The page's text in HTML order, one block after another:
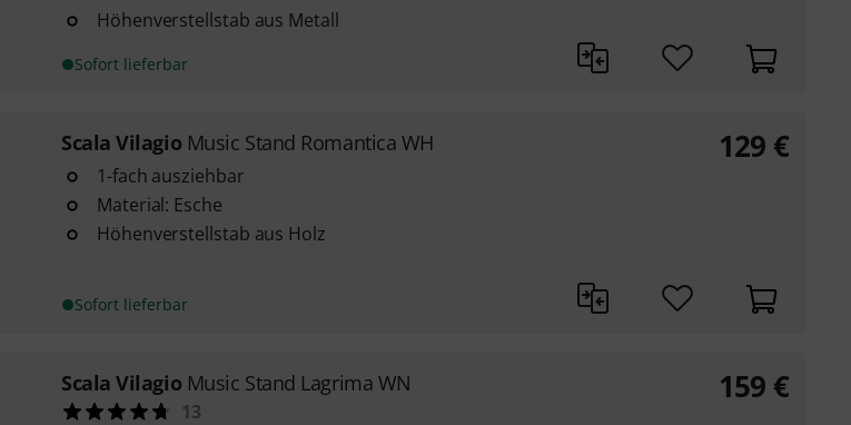
Höhenverstellstab aus Metall
Sofort lieferbar
Scala Vilagio Music Stand Romantica WH
1-fach ausziehbar
Material: Esche
Höhenverstellstab aus Holz
Sofort lieferbar
129 €
Scala Vilagio Music Stand Lagrima WN
13
159 €